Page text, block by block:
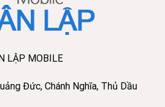
LẬP MOBILE
Đức, Chánh Nghĩa, Thủ Dầu